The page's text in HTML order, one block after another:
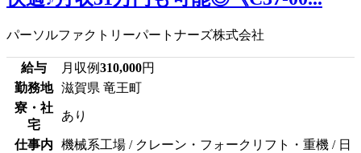
パーソルファクトリーパートナーズ株式会社
給与 月収例310,000円
勤務地
滋賀県 竜王町
寮・社
宅
あり
仕事内
機械系工場 / クレーン・フォークリフト・重機 / 日